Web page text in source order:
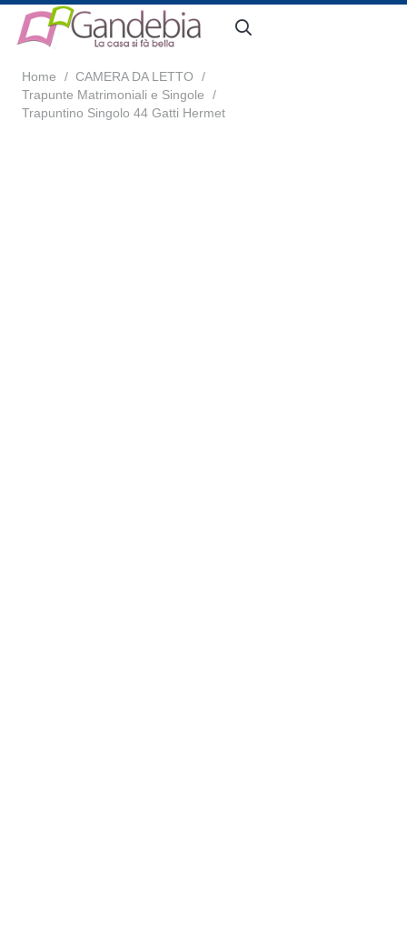
Home / CAMERA DA LETTO
/
Trapunte Matrimoniali e Singole
/
Trapuntino Singolo 44 Gatti Hermet